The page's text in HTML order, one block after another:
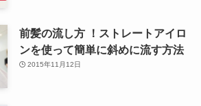
前髪の流し方 ！ストレートアイロ
ンを使って簡単に斜めに流す方法
2015年11月12日